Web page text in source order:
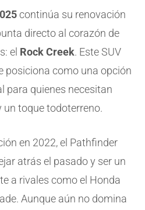
continúa su renovación
directo al corazón de
el Rock Creek. Este SUV
posiciona como una opción
para quienes necesitan
toque todoterreno.
en 2022, el Pathfinder
atrás el pasado y ser un
a rivales como el Honda
Aunque aún no domina